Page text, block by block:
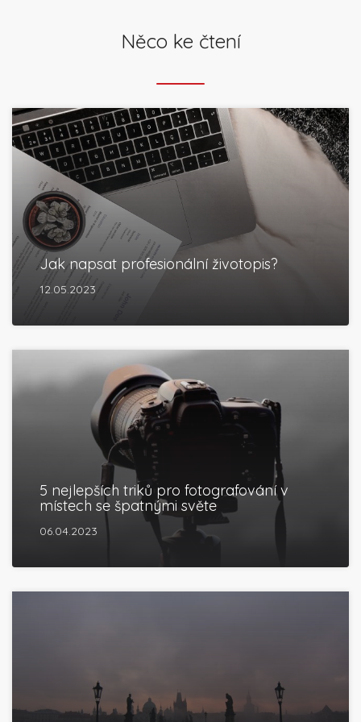
Něco ke čtení
Jak napsat profesionální životopis?
12.05.2023
5 nejlepších triků pro fotografování v
místech se špatnými světe
06.04.2023